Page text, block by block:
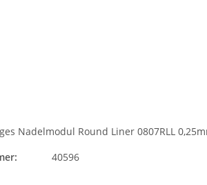
Nadelmodul Round Liner 0807RLL
40596